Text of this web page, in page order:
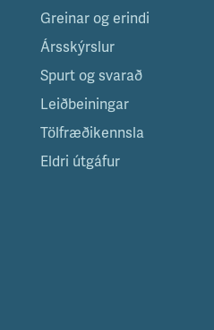
Greinar og erindi
Ársskýrslur
Spurt og svarað
Leiðbeiningar
Tölfræðikennsla
Eldri útgáfur